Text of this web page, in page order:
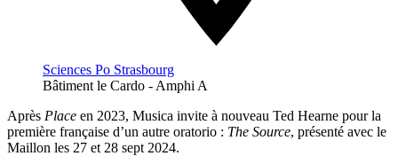
Sciences Po Strasbourg
Bâtiment le Cardo - Amphi A
Après Place en 2023, Musica invite à nouveau Ted Hearne pour la
première française d’un autre oratorio : The Source, présenté avec le
Maillon les 27 et 28 sept 2024.